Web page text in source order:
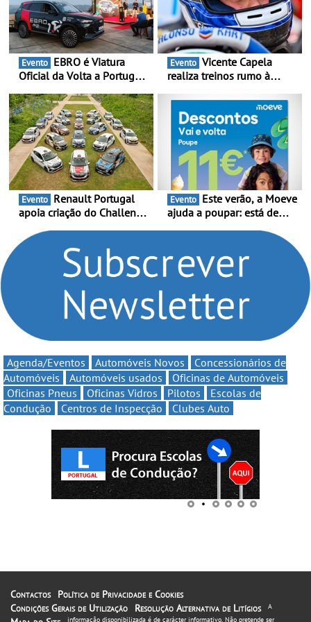
Evento
Oficial da Volta a Portugal
presença nacional ao lado
da mítica prova de ciclismo
e leva a sua gama SUV
multi-energia às estradas
de Portugal
Evento
realiza treinos rumo à
Portugal Karting e mira boa
estreia - O Campeonato
Portugal Karting 2026
decorre entre 1 de Março e
6 de Setembro
Evento
apoia criação do Challenge
compromisso com o
automobilismo nacional
continua em 2026
Evento
ajuda a poupar: está de
Volta” com descontos de
Agenda/Eventos Automóveis Novos
Concessionários de
Automóveis
Automóveis usados
Oficinas de Automóveis
Oficinas Pneus
Oficinas Vidros Pilotos
Escolas de
Condução
Centros de Inspecção Clubes Auto
Contactos
Política de Privacidade e Cookies
Condições Gerais de Utilização
Resolução Alternativa de Litígios
A
informação disponibilizada é de carácter informativo. Não pretende ser